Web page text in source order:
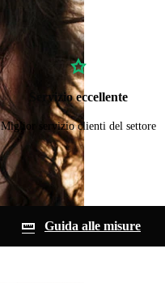
Servizio eccellente
Miglior servizio clienti del settore
Guida alle misure